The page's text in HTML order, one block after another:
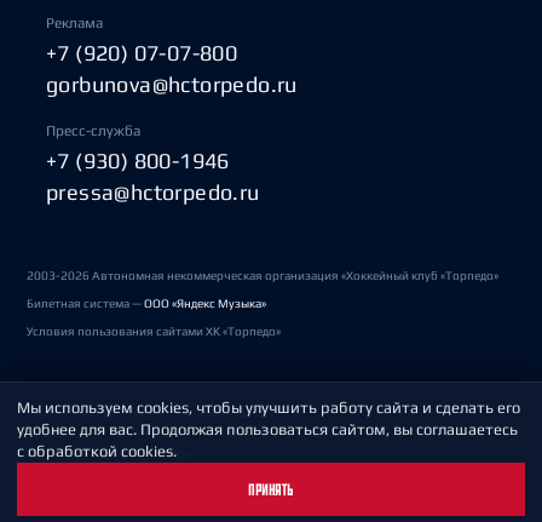
Реклама
+7 (920) 07-07-800
gorbunova@hctorpedo.ru
Пресс-служба
+7 (930) 800-1946
pressa@hctorpedo.ru
2003-2026 Автономная некоммерческая организация «Хоккейный клуб «Торпедо»
Билетная система —ООО «Яндекс Музыка»
Условия пользования сайтами ХК «Торпедо»
Политика обработки персональных данных
Пользовательское соглашение
Мы используем cookies, чтобы улучшить работу сайта и сделать его
удобнее для вас. Продолжая пользоваться сайтом, вы соглашаетесь
с обработкой cookies.
ПРИНЯТЬ